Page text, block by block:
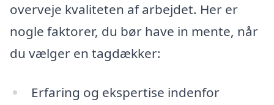
overveje kvaliteten af arbejdet. Her er
nogle faktorer, du bør have in mente, når
du vælger en tagdækker:
Erfaring og ekspertise indenfor